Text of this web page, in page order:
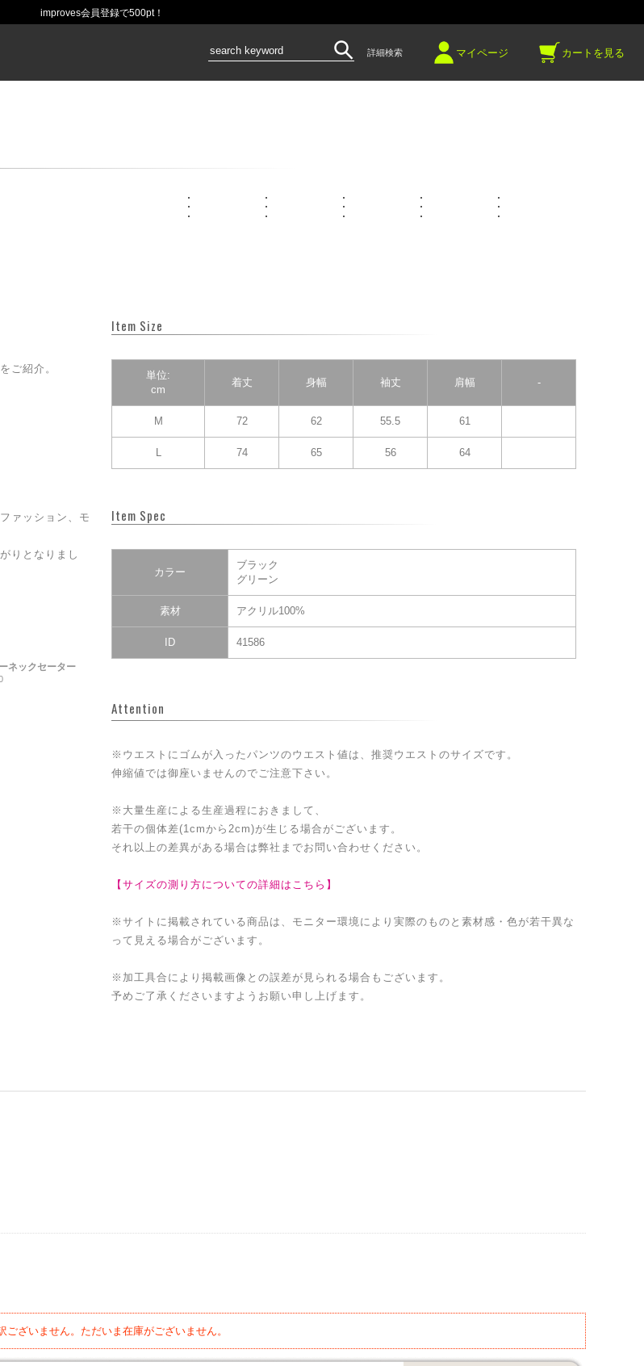
improves会員登録で500pt！
詳細検索 マイページ カートを見る
ご紹介。
ァッション、モ
りとなりまし
ネックセーター
Item Size
単位:
cm
着丈 身幅 袖丈 肩幅 -
M 72 62 55.5 61
74 65 56 64
Item Spec
カラー
ブラック
グリーン
素材 アクリル100%
ID 41586
Attention
※ウエストにゴムが入ったパンツのウエスト値は、推奨ウエストのサイズです。
伸縮値では御座いませんのでご注意下さい。
※大量生産による生産過程におきまして、
若干の個体差(1cmから2cm)が生じる場合がございます。
それ以上の差異がある場合は弊社までお問い合わせください。
【サイズの測り方についての詳細はこちら】
※サイトに掲載されている商品は、モニター環境により実際のものと素材感・色が若干異な
って見える場合がございます。
※加工具合により掲載画像との誤差が見られる場合もございます。
予めご了承くださいますようお願い申し上げます。
ございません。ただいま在庫がございません。